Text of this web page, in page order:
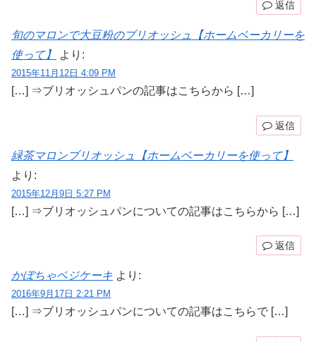
返信
旬のマロンで大豆粉のブリオッシュ【ホームベーカリーを
使って】
より:
2015年11月12日 4:09 PM
[…] ⇒ブリオッシュパンの記事はこちらから […]
返信
緑茶マロンブリオッシュ【ホームベーカリーを使って】
より:
2015年12月9日 5:27 PM
[…] ⇒ブリオッシュパンについての記事はこちらから […]
返信
かぼちゃベジケーキ より:
2016年9月17日 2:21 PM
[…] ⇒ブリオッシュパンについての記事はこちらで […]